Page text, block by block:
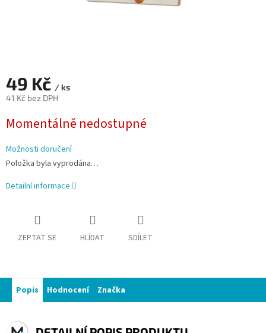
49 Kč / ks
41 Kč bez DPH
cena:
Momentálně nedostupné
Možnosti doručení
Položka byla vyprodána…
Detailní informace
ZEPTAT SE HLÍDAT SDÍLET
Popis Hodnocení Značka